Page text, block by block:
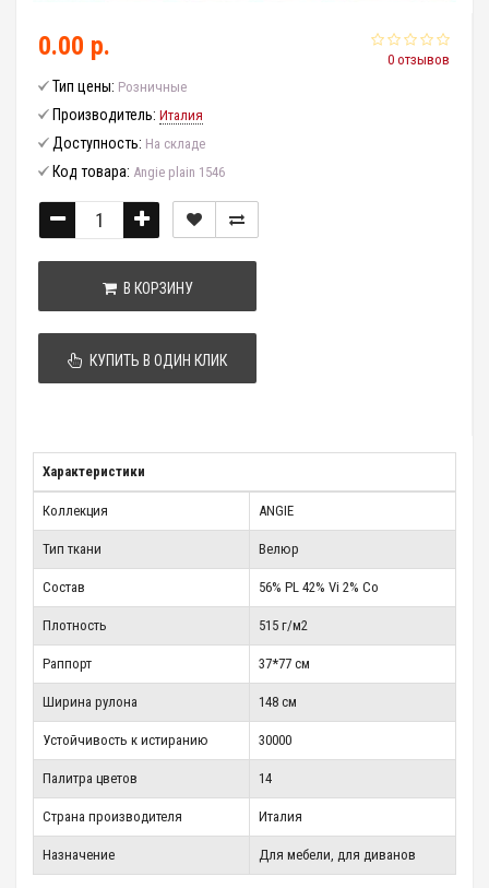
0 отзывов
0.00 р.
Тип цены: Розничные
Производитель: Италия
Доступность: На складе
Код товара: Angie plain 1546
В КОРЗИНУ
КУПИТЬ В ОДИН КЛИК
Характеристики
Коллекция ANGIE
Тип ткани Велюр
Состав 56% PL 42% Vi 2% Co
Плотность 515 г/м2
Раппорт 37*77 см
Ширина рулона 148 см
Устойчивость к истиранию 30000
Палитра цветов 14
Страна производителя Италия
Назначение Для мебели, для диванов